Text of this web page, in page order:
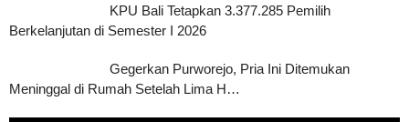
KPU Bali Tetapkan 3.377.285 Pemilih
Berkelanjutan di Semester I 2026
Gegerkan Purworejo, Pria Ini Ditemukan
Meninggal di Rumah Setelah Lima H…